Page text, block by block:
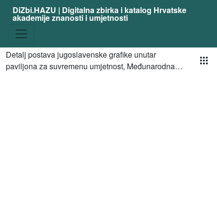
DiZbi.HAZU | Digitalna zbirka i katalog Hrvatske
akademije znanosti i umjetnosti
Detalj postava jugoslavenske grafike unutar
paviljona za suvremenu umjetnost, Međunarodna